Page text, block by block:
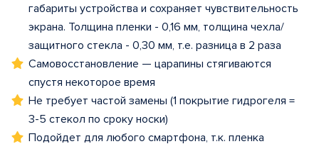
габариты устройства и сохраняет чувствительность
экрана. Толщина пленки - 0,16 мм, толщина чехла/
защитного стекла - 0,30 мм, т.е. разница в 2 раза
Самовосстановление — царапины стягиваются
спустя некоторое время
Не требует частой замены (1 покрытие гидрогеля =
3-5 стекол по сроку носки)
Подойдет для любого смартфона, т.к. пленка